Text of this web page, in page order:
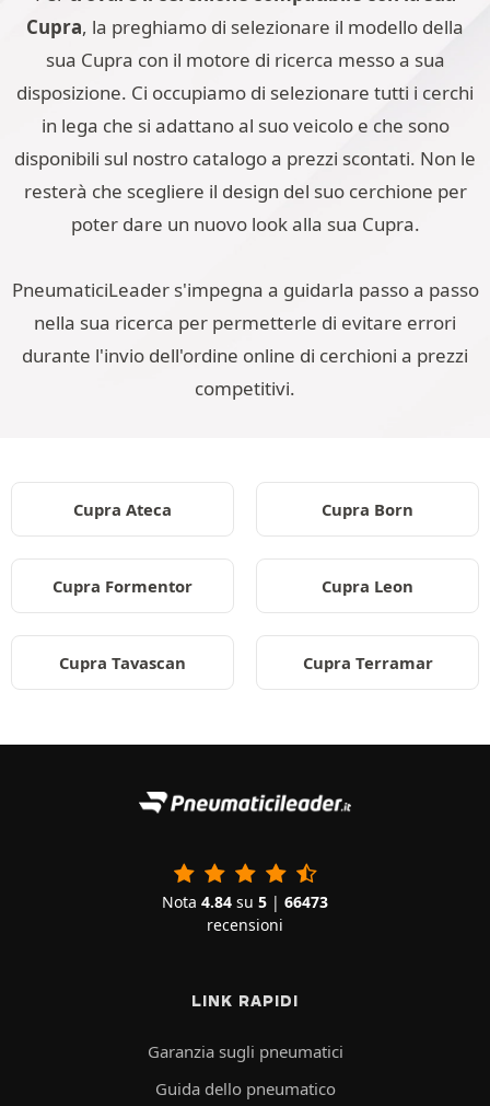
Cupra, la preghiamo di selezionare il modello della
sua Cupra con il motore di ricerca messo a sua
disposizione. Ci occupiamo di selezionare tutti i cerchi
in lega che si adattano al suo veicolo e che sono
disponibili sul nostro catalogo a prezzi scontati. Non le
resterà che scegliere il design del suo cerchione per
poter dare un nuovo look alla sua Cupra.
PneumaticiLeader s'impegna a guidarla passo a passo
nella sua ricerca per permetterle di evitare errori
durante l'invio dell'ordine online di cerchioni a prezzi
competitivi.
Cupra Ateca Cupra Born
Cupra Formentor Cupra Leon
Cupra Tavascan Cupra Terramar
Nota 4.84 su 5 | 66473
recensioni
LINK RAPIDI
Garanzia sugli pneumatici
Guida dello pneumatico